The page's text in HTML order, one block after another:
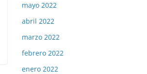
mayo 2022
abril 2022
marzo 2022
febrero 2022
enero 2022